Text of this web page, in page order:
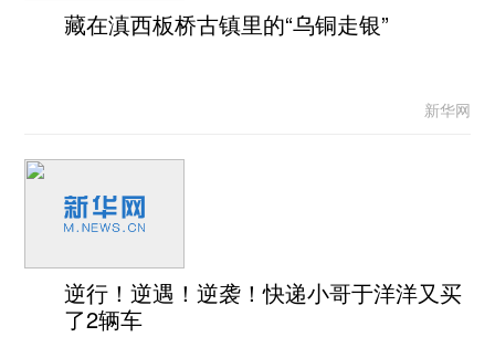
藏在滇西板桥古镇里的“乌铜走银”
新华网
逆行！逆遇！逆袭！快递小哥于洋洋又买
了2辆车